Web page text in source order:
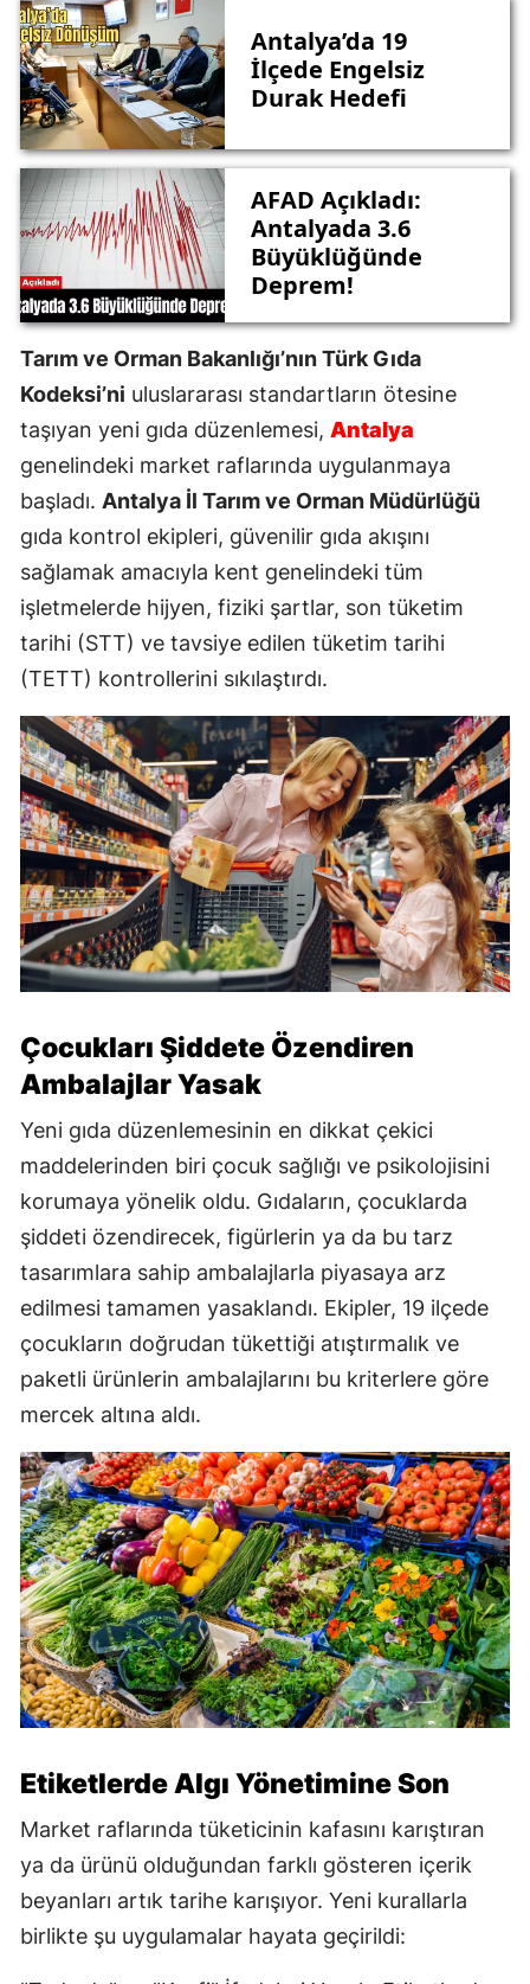
Antalya’da 19
İlçede Engelsiz
Durak Hedefi
AFAD Açıkladı:
Antalyada 3.6
Büyüklüğünde
Deprem!
Tarım ve Orman Bakanlığı’nın Türk Gıda
Kodeksi’ni uluslararası standartların ötesine
taşıyan yeni gıda düzenlemesi, Antalya
genelindeki market raflarında uygulanmaya
başladı. Antalya İl Tarım ve Orman Müdürlüğü
gıda kontrol ekipleri, güvenilir gıda akışını
sağlamak amacıyla kent genelindeki tüm
işletmelerde hijyen, fiziki şartlar, son tüketim
tarihi (STT) ve tavsiye edilen tüketim tarihi
(TETT) kontrollerini sıkılaştırdı.
Çocukları Şiddete Özendiren
Ambalajlar Yasak
Yeni gıda düzenlemesinin en dikkat çekici
maddelerinden biri çocuk sağlığı ve psikolojisini
korumaya yönelik oldu. Gıdaların, çocuklarda
şiddeti özendirecek, figürlerin ya da bu tarz
tasarımlara sahip ambalajlarla piyasaya arz
edilmesi tamamen yasaklandı. Ekipler, 19 ilçede
çocukların doğrudan tükettiği atıştırmalık ve
paketli ürünlerin ambalajlarını bu kriterlere göre
mercek altına aldı.
Etiketlerde Algı Yönetimine Son
Market raflarında tüketicinin kafasını karıştıran
ya da ürünü olduğundan farklı gösteren içerik
beyanları artık tarihe karışıyor. Yeni kurallarla
birlikte şu uygulamalar hayata geçirildi: